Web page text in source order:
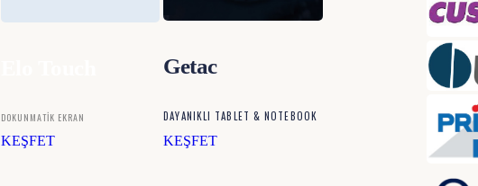
DOKUNMATİK EKRAN
KEŞFET
Getac
DAYANIKLI TABLET & NOTEBOOK
KEŞFET